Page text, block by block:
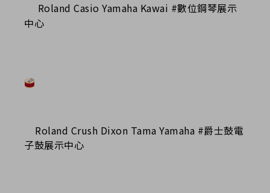
Roland Casio Yamaha Kawai #數位鋼琴展示
中心
Roland Crush Dixon Tama Yamaha #爵士鼓電
子鼓展示中心